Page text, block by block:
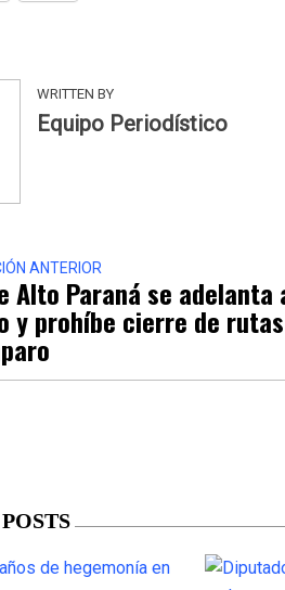
WRITTEN BY
Equipo Periodístico
ANTERIOR
Alto Paraná se adelanta
y prohíbe cierre de rutas